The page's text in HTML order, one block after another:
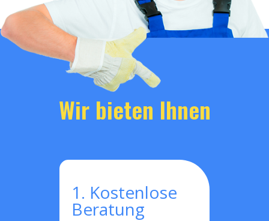
Wir bieten Ihnen
1. Kostenlose
Beratung